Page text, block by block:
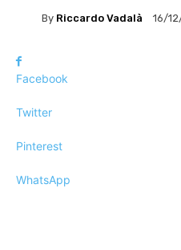
By Riccardo Vadalà 16/
Facebook
Twitter
Pinterest
WhatsApp